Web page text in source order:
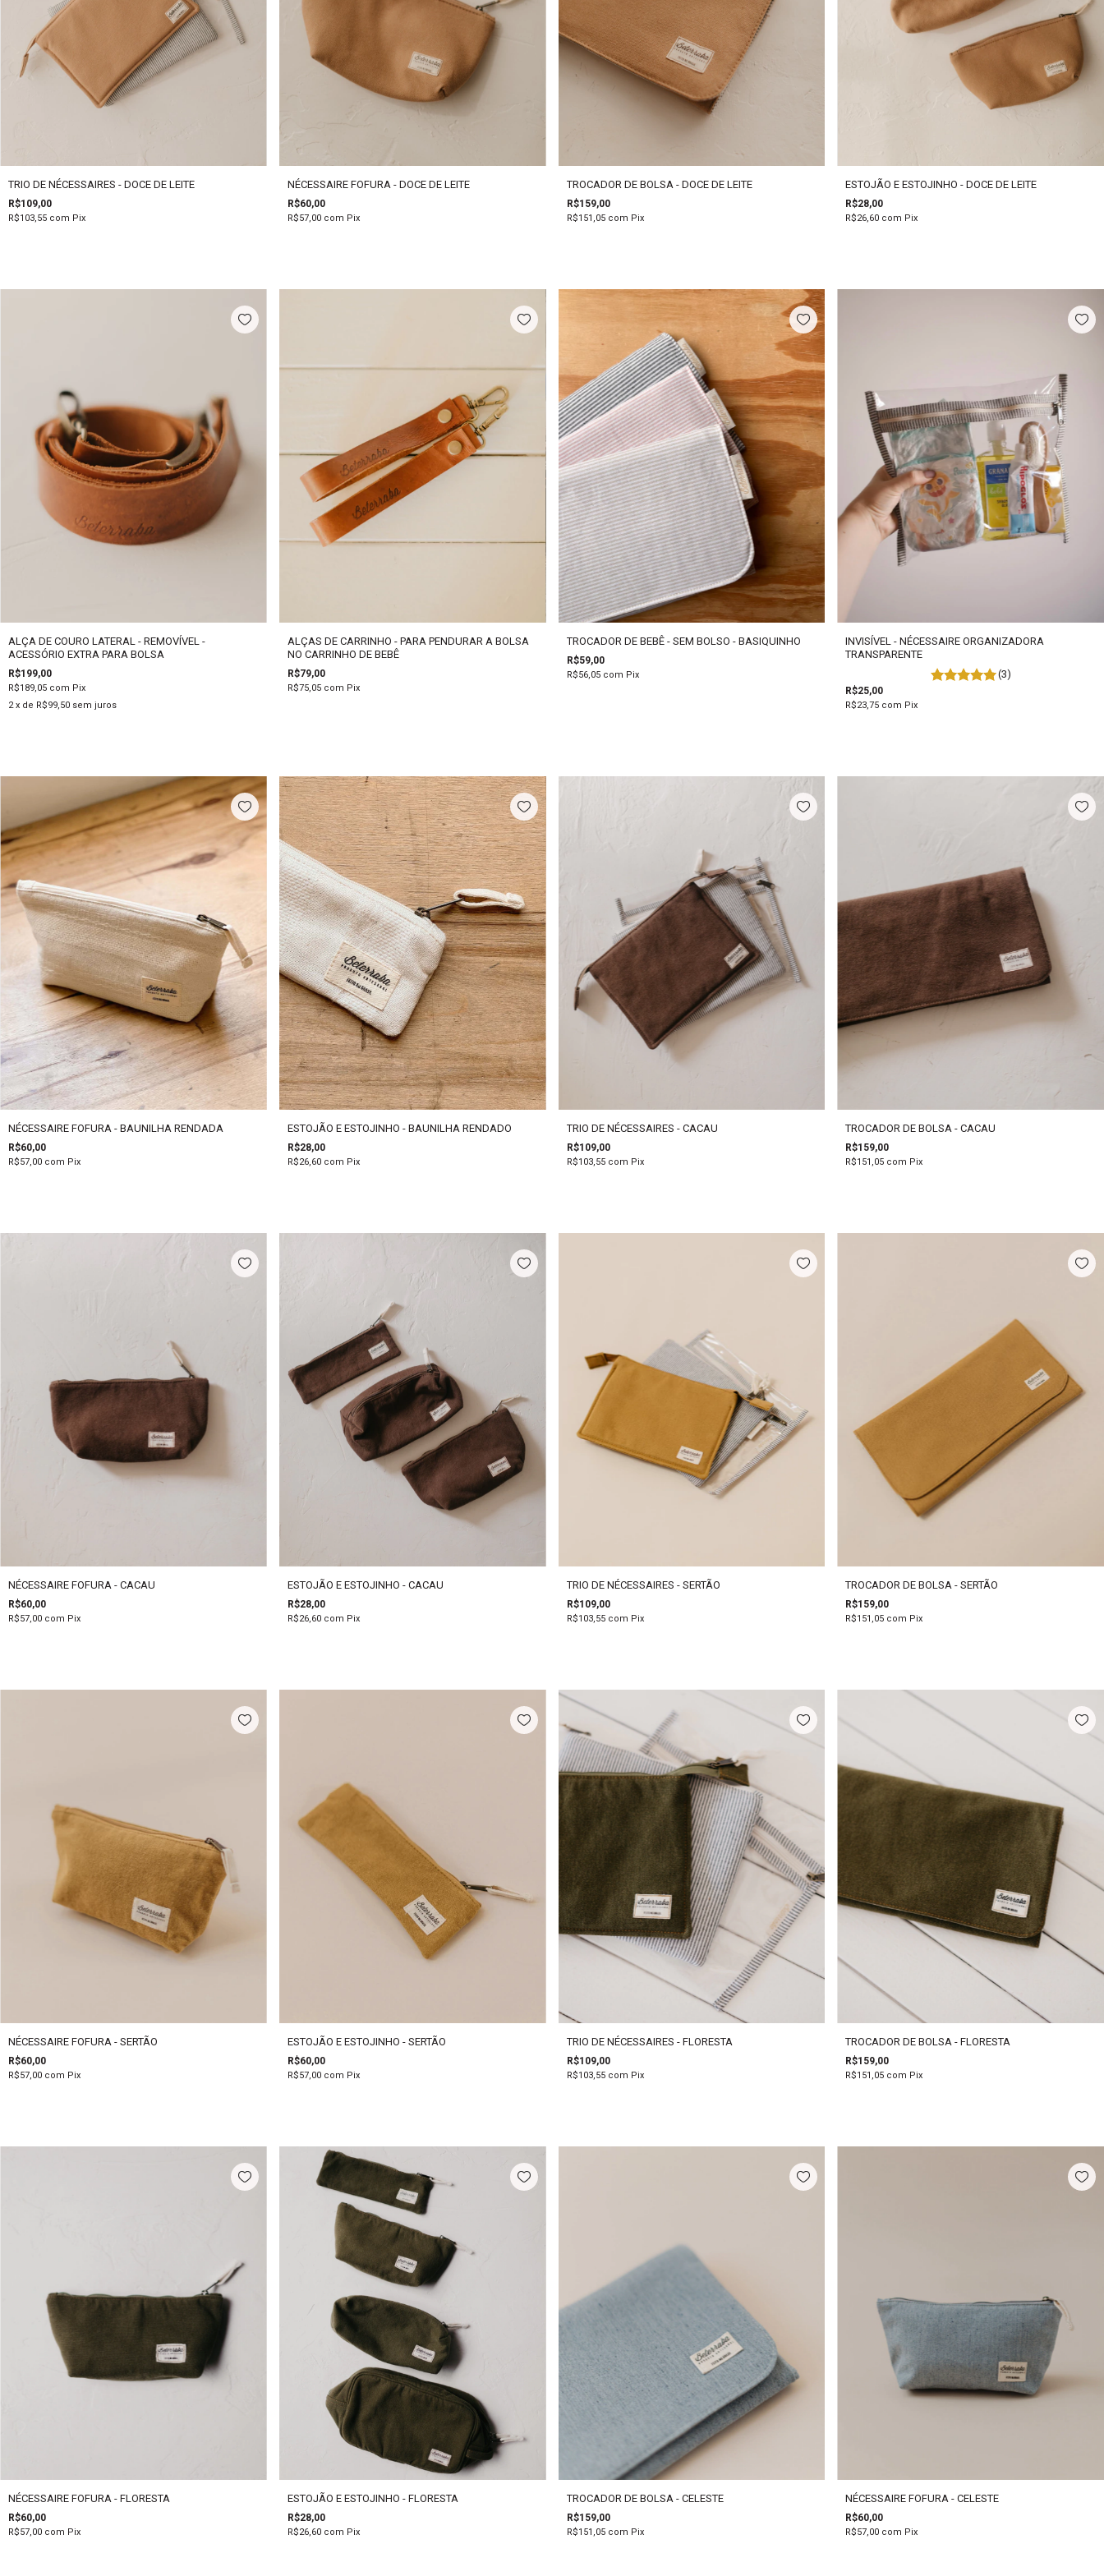
TRIO DE NÉCESSAIRES - DOCE DE LEITE
R$109,00
R$103,55 com Pix
NÉCESSAIRE FOFURA - DOCE DE LEITE
R$60,00
R$57,00 com Pix
TROCADOR DE BOLSA - DOCE DE LEITE
R$159,00
R$151,05 com Pix
ESTOJÃO E ESTOJINHO - DOCE DE LEITE
R$28,00
R$26,60 com Pix
ALÇA DE COURO LATERAL - REMOVÍVEL -
ACESSÓRIO EXTRA PARA BOLSA
R$199,00
R$189,05 com Pix
2 x de R$99,50 sem juros
ALÇAS DE CARRINHO - PARA PENDURAR A BOLSA
NO CARRINHO DE BEBÊ
R$79,00
R$75,05 com Pix
TROCADOR DE BEBÊ - SEM BOLSO - BASIQUINHO
R$59,00
R$56,05 com Pix
INVISÍVEL - NÉCESSAIRE ORGANIZADORA
TRANSPARENTE
(3)
R$25,00
R$23,75 com Pix
NÉCESSAIRE FOFURA - BAUNILHA RENDADA
R$60,00
R$57,00 com Pix
ESTOJÃO E ESTOJINHO - BAUNILHA RENDADO
R$28,00
R$26,60 com Pix
TRIO DE NÉCESSAIRES - CACAU
R$109,00
R$103,55 com Pix
TROCADOR DE BOLSA - CACAU
R$159,00
R$151,05 com Pix
NÉCESSAIRE FOFURA - CACAU
R$60,00
R$57,00 com Pix
ESTOJÃO E ESTOJINHO - CACAU
R$28,00
R$26,60 com Pix
TRIO DE NÉCESSAIRES - SERTÃO
R$109,00
R$103,55 com Pix
TROCADOR DE BOLSA - SERTÃO
R$159,00
R$151,05 com Pix
NÉCESSAIRE FOFURA - SERTÃO
R$60,00
R$57,00 com Pix
ESTOJÃO E ESTOJINHO - SERTÃO
R$60,00
R$57,00 com Pix
TRIO DE NÉCESSAIRES - FLORESTA
R$109,00
R$103,55 com Pix
TROCADOR DE BOLSA - FLORESTA
R$159,00
R$151,05 com Pix
NÉCESSAIRE FOFURA - FLORESTA
R$60,00
R$57,00 com Pix
ESTOJÃO E ESTOJINHO - FLORESTA
R$28,00
R$26,60 com Pix
TROCADOR DE BOLSA - CELESTE
R$159,00
R$151,05 com Pix
NÉCESSAIRE FOFURA - CELESTE
R$60,00
R$57,00 com Pix